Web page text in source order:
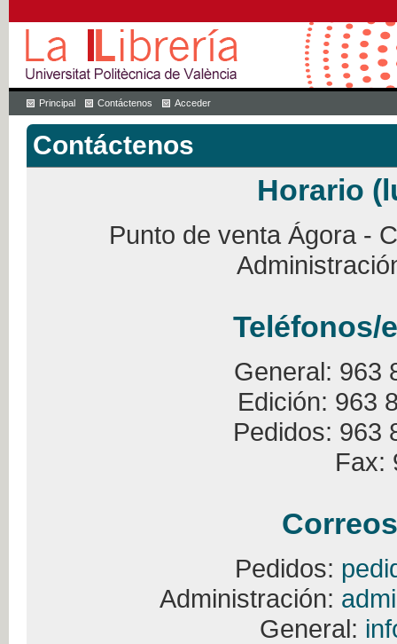
Principal Contáctenos Acceder
Contáctenos
Horario
Punto de venta Ágora -
Teléfonos/
General: 963
Edición: 963
Pedidos: 963
Fax:
Pedidos:
Administración:
General: